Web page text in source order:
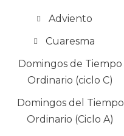
Adviento
Cuaresma
Domingos de Tiempo
Ordinario (ciclo C)
Domingos del Tiempo
Ordinario (Ciclo A)